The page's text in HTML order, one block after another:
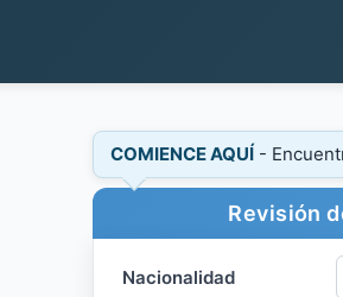
COMIENCE AQUÍ -
Revisión
Nacionalidad